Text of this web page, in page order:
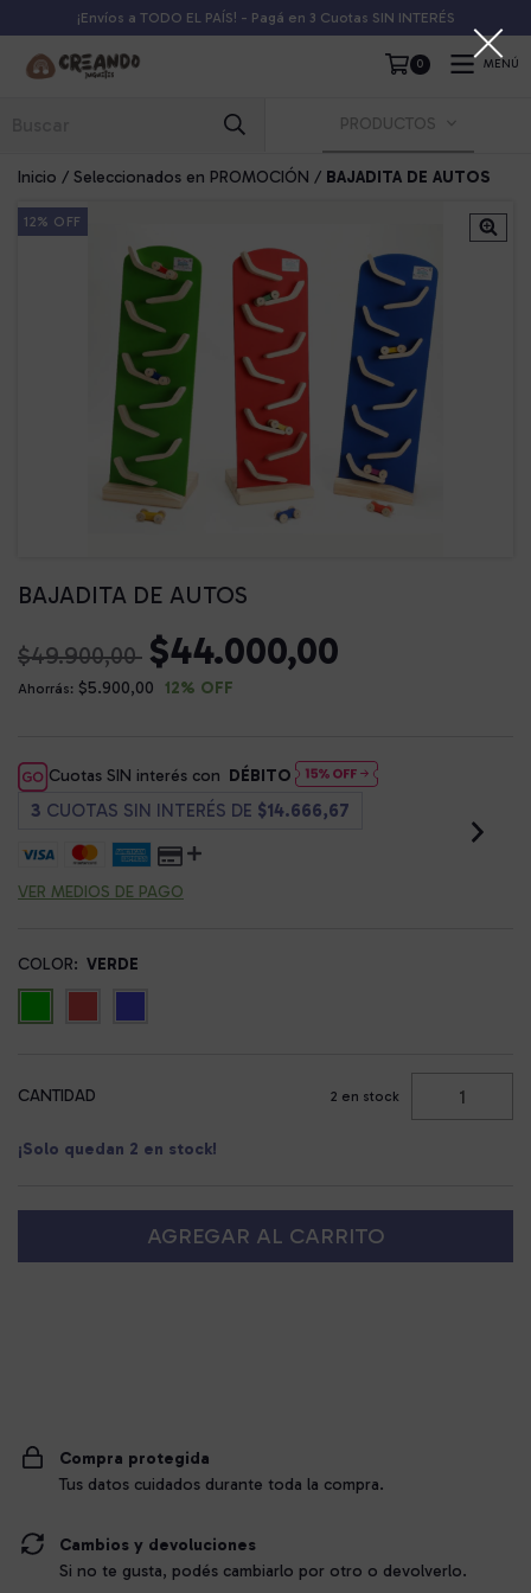
¡Envíos a TODO EL PAÍS! - Pagá en 3 Cuotas SIN INTERÉS
0 MENÚ
PRODUCTOS
Inicio / Seleccionados en PROMOCIÓN / BAJADITA DE AUTOS
12% OFF
BAJADITA DE AUTOS
$49.900,00 $44.000,00
Ahorrás: $5.900,00 12% OFF
Cuotas SIN interés con DÉBITO
3 CUOTAS SIN INTERÉS DE $14.666,67
VER MEDIOS DE PAGO
COLOR: VERDE
CANTIDAD 2 en stock
¡Solo quedan 2 en stock!
Compra protegida
Tus datos cuidados durante toda la compra.
Cambios y devoluciones
Si no te gusta, podés cambiarlo por otro o devolverlo.